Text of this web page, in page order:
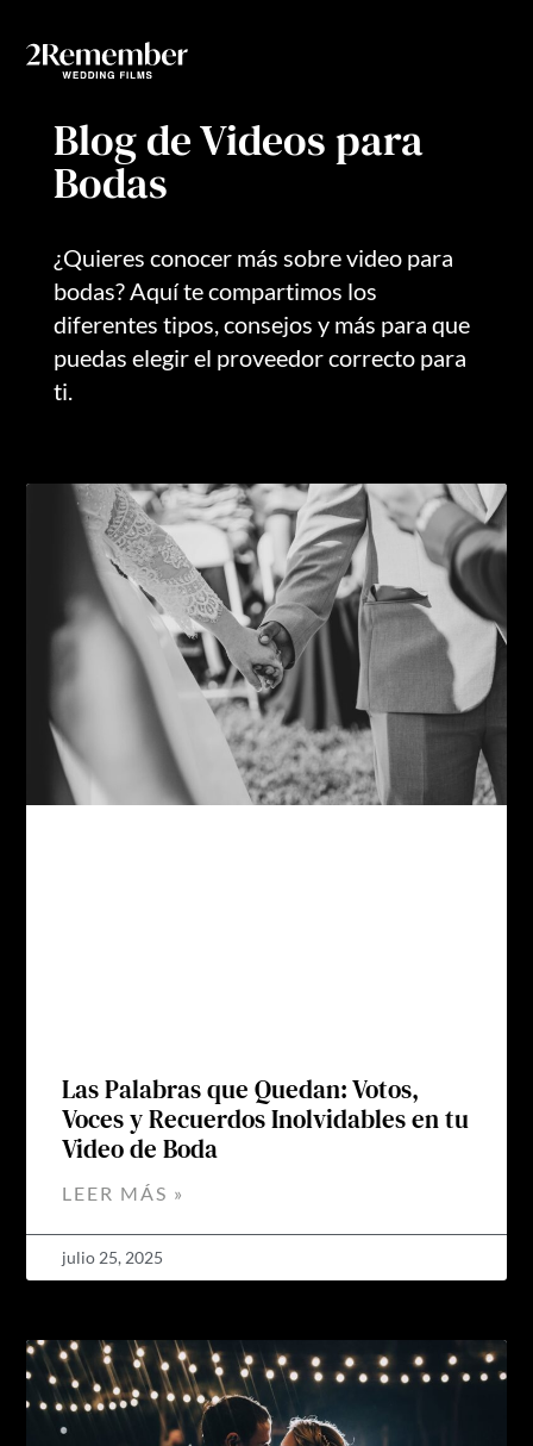
Blog de Videos para
Bodas
¿Quieres conocer más sobre video para
bodas? Aquí te compartimos los
diferentes tipos, consejos y más para que
puedas elegir el proveedor correcto para
ti.
Las Palabras que Quedan: Votos,
Voces y Recuerdos Inolvidables en tu
Video de Boda
LEER MÁS »
julio 25, 2025